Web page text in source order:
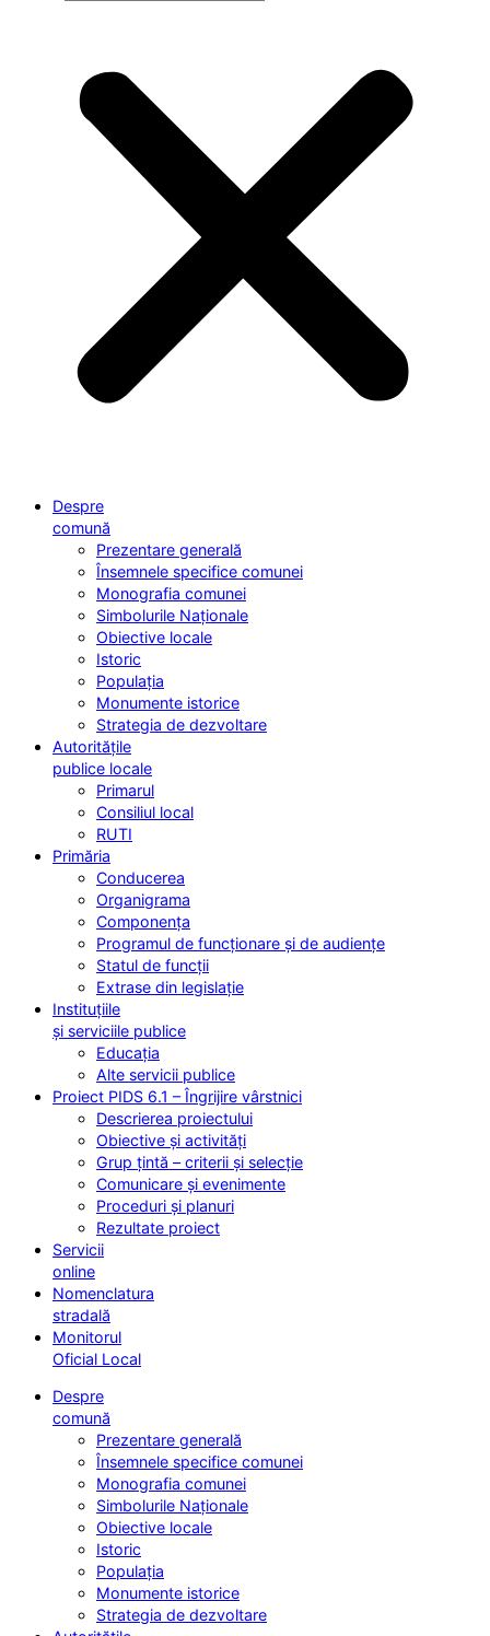
Despre
comună
Prezentare generală
Însemnele specifice comunei
Monografia comunei
Simbolurile Naționale
Obiective locale
Istoric
Populația
Monumente istorice
Strategia de dezvoltare
Autoritățile
publice locale
Primarul
Consiliul local
RUTI
Primăria
Conducerea
Organigrama
Componența
Programul de funcționare și de audiențe
Statul de funcții
Extrase din legislație
Instituțiile
și serviciile publice
Educația
Alte servicii publice
Proiect PIDS 6.1 – Îngrijire vârstnici
Descrierea proiectului
Obiective și activități
Grup țintă – criterii și selecție
Comunicare și evenimente
Proceduri și planuri
Rezultate proiect
Servicii
online
Nomenclatura
stradală
Monitorul
Oficial Local
Despre
comună
Prezentare generală
Însemnele specifice comunei
Monografia comunei
Simbolurile Naționale
Obiective locale
Istoric
Populația
Monumente istorice
Strategia de dezvoltare